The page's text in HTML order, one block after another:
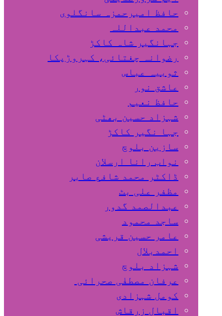
حافظ امیرحمزہ سانگلوی
محمد عبداللہ
جہانگیر شاہ کاکڑ
رضوانہ چغتائی، کہروڑپکا
ثوبیہ عباس
عاشق نور
حافظ نعیم
شہزاد حسین بھٹی
جہا نگیر کاکڑ
سازین بلوچ
نواب رانا ارسلان
ڈاکٹر محمد شافع صابر
مظفر علی بٹ
عبدالصمد گدور
ساجد محمود
عامر حسین قریشی
اﺣﻤﺪﺑﻼل
شہزاد بلوچ
عرفان مصطفٰی صحرائی
کومل شہزادی
اقبال زرقاش